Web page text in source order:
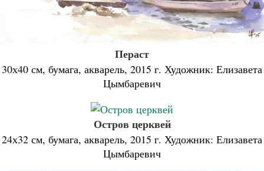
Пераст
30х40 см, бумага, акварель, 2015 г. Художник: Елизавета
Цымбаревич
Остров церквей
24х32 см, бумага, акварель, 2015 г. Художник: Елизавета
Цымбаревич